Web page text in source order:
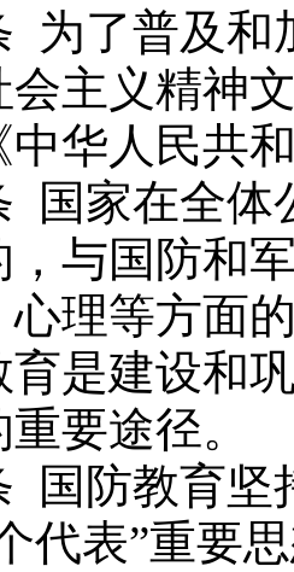
了普及和加
会主义精神
中华人民共
家在全体公
，与国防和
理等方面
建设和巩
要途径。
防教育坚持
代表”重要